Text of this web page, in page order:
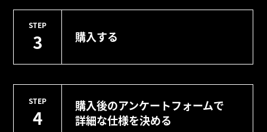
STEP
3 購入する
STEP
4
購入後のアンケートフォームで
詳細な仕様を決める